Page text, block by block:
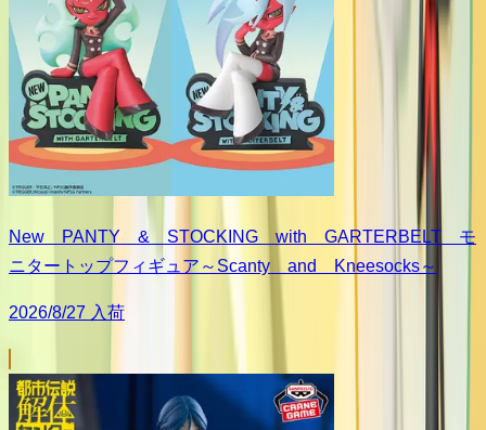
New PANTY & STOCKING with GARTERBELT モ
ニタートップフィギュア～Scanty and Kneesocks～
2026/8/27 入荷